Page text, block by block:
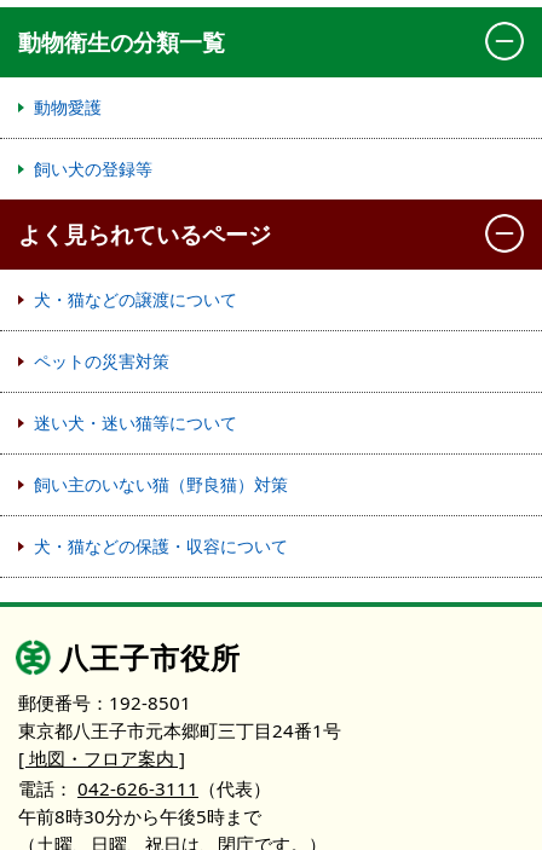
動物衛生の分類一覧
動物愛護
飼い犬の登録等
よく見られているページ
犬・猫などの譲渡について
ペットの災害対策
迷い犬・迷い猫等について
飼い主のいない猫（野良猫）対策
犬・猫などの保護・収容について
八王子市役所
郵便番号：192-8501
東京都八王子市元本郷町三丁目24番1号
[ 地図・フロア案内 ]
電話： 042-626-3111 （代表）
午前8時30分から午後5時まで
（土曜、日曜、祝日は、閉庁です。）